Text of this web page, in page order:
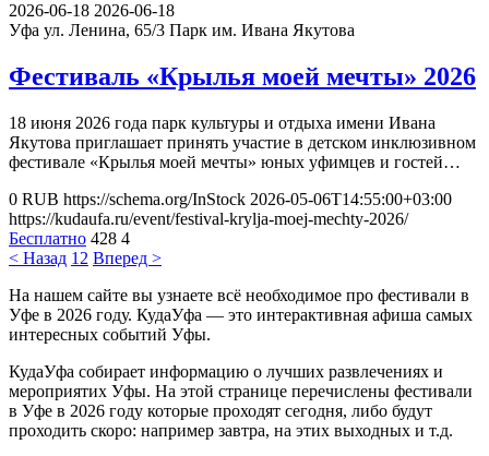
2026-06-18 2026-06-18
Уфа ул. Ленина, 65/3 Парк им. Ивана Якутова
Фестиваль «Крылья моей мечты» 2026
18 июня 2026 года парк культуры и отдыха имени Ивана
Якутова приглашает принять участие в детском инклюзивном
фестивале «Крылья моей мечты» юных уфимцев и гостей…
0 RUB https://schema.org/InStock 2026-05-06T14:55:00+03:00
https://kudaufa.ru/event/festival-krylja-moej-mechty-2026/
Бесплатно 428 4
< Назад 1 2 Вперед >
На нашем сайте вы узнаете всё необходимое про фестивали в
Уфе в 2026 году. КудаУфа — это интерактивная афиша самых
интересных событий Уфы.
КудаУфа собирает информацию о лучших развлечениях и
мероприятих Уфы. На этой странице перечислены фестивали
в Уфе в 2026 году которые проходят сегодня, либо будут
проходить скоро: например завтра, на этих выходных и т.д.